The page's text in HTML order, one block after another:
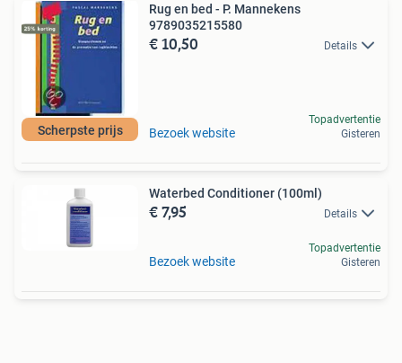
Scherpste prijs
Rug en bed - P. Mannekens
9789035215580
€ 10,50 Details
Bezoek website
Topadvertentie
Gisteren
Waterbed Conditioner (100ml)
€ 7,95 Details
Bezoek website
Topadvertentie
Gisteren